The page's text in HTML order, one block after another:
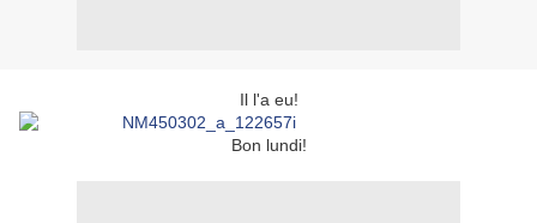
Il l'a eu!
Bon lundi!